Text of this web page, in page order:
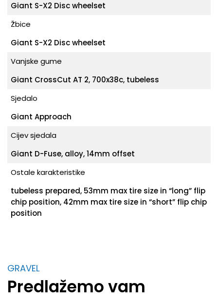
Giant S-X2 Disc wheelset
Žbice
Giant S-X2 Disc wheelset
Vanjske gume
Giant CrossCut AT 2, 700x38c, tubeless
Sjedalo
Giant Approach
Cijev sjedala
Giant D-Fuse, alloy, 14mm offset
Ostale karakteristike
tubeless prepared, 53mm max tire size in “long” flip
chip position, 42mm max tire size in “short” flip chip
position
GRAVEL
Predlažemo vam